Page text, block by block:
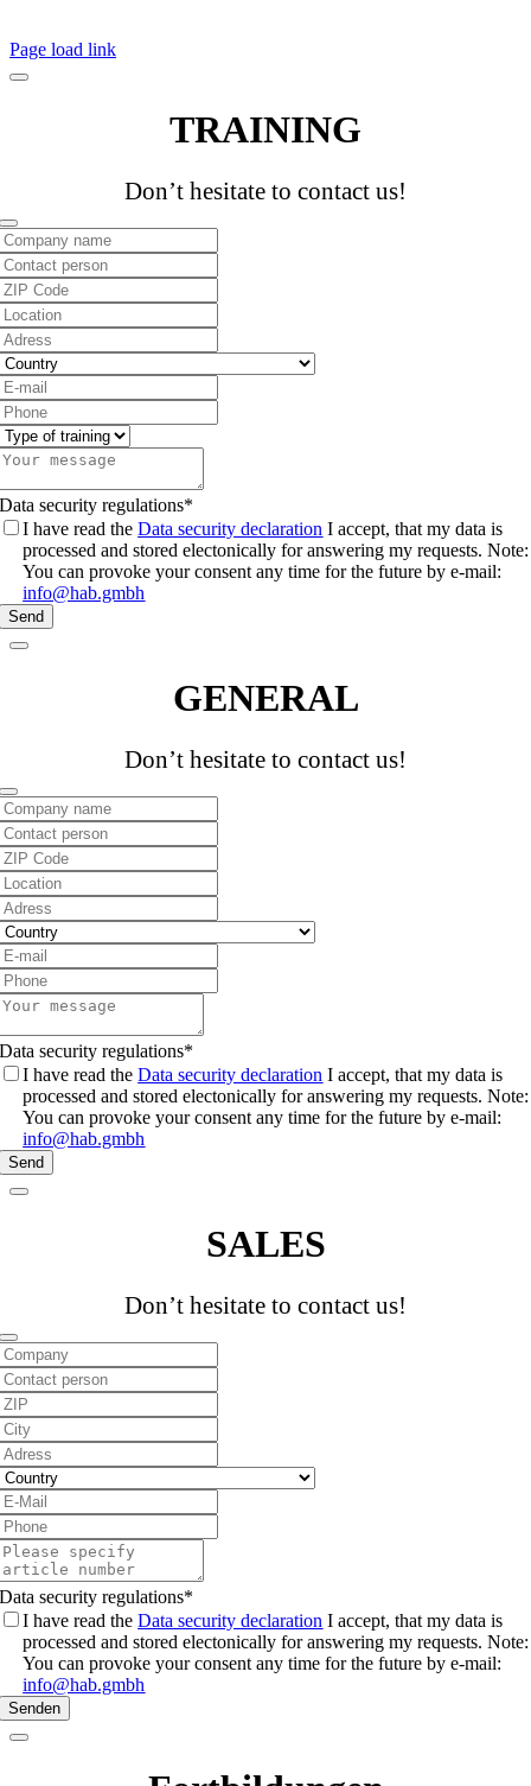
Page load link
TRAINING
Don’t hesitate to contact us!
Company
Name*
Data security regulations*
I have read theData security declaration I accept, that my data is
processed and stored electonically for answering my requests. Note:
You can provoke your consent any time for the future by e-mail:
info@hab.gmbh
Send
GENERAL
Don’t hesitate to contact us!
Contact
Email*
Data security regulations*
I have read theData security declaration I accept, that my data is
processed and stored electonically for answering my requests. Note:
You can provoke your consent any time for the future by e-mail:
info@hab.gmbh
Send
SALES
Don’t hesitate to contact us!
Phone
Number*
Data security regulations*
I have read theData security declaration I accept, that my data is
processed and stored electonically for answering my requests. Note:
You can provoke your consent any time for the future by e-mail:
info@hab.gmbh
Senden